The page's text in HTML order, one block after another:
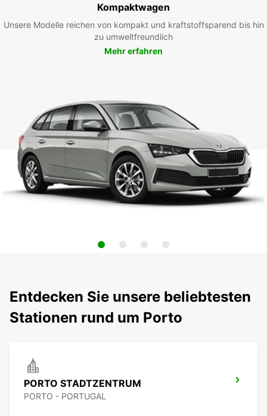
Kompaktwagen
Unsere Modelle reichen von kompakt und kraftstoffsparend bis hin
zu umweltfreundlich
Mehr erfahren
Entdecken Sie unsere beliebtesten
Stationen rund um Porto
PORTO STADTZENTRUM
PORTO - PORTUGAL